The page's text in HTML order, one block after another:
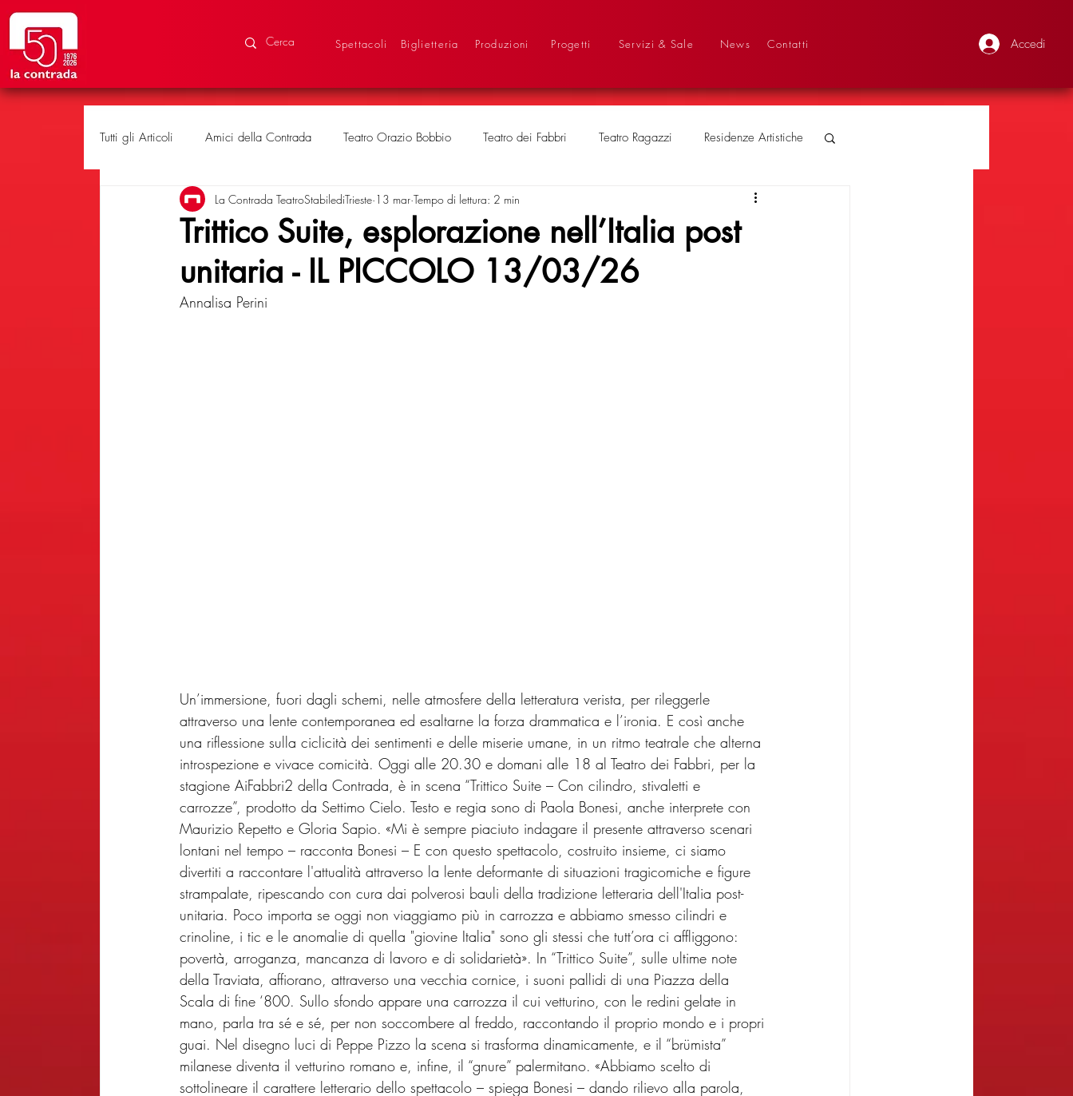
Accedi
Spettacoli Biglietteria Produzioni Progetti Servizi & Sale News Contatti
Tutti gli Articoli Amici della Contrada Teatro Orazio Bobbio Teatro dei Fabbri Teatro Ragazzi Residenze Artistiche
Eventi speciali Produzioni
Trittico Suite, esplorazione nell’Italia post
unitaria - IL PICCOLO 13/03/26
La Contrada TeatroStabilediTrieste 13 mar Tempo di lettura: 2 min
Annalisa Perini
Un’immersione, fuori dagli schemi, nelle atmosfere della letteratura verista, per rileggerle
attraverso una lente contemporanea ed esaltarne la forza drammatica e l’ironia. E così anche
una riflessione sulla ciclicità dei sentimenti e delle miserie umane, in un ritmo teatrale che alterna
introspezione e vivace comicità. Oggi alle 20.30 e domani alle 18 al Teatro dei Fabbri, per la
stagione AiFabbri2 della Contrada, è in scena “Trittico Suite – Con cilindro, stivaletti e
carrozze”, prodotto da Settimo Cielo. Testo e regia sono di Paola Bonesi, anche interprete con
Maurizio Repetto e Gloria Sapio. «Mi è sempre piaciuto indagare il presente attraverso scenari
lontani nel tempo – racconta Bonesi – E con questo spettacolo, costruito insieme, ci siamo
divertiti a raccontare l'attualità attraverso la lente deformante di situazioni tragicomiche e figure
strampalate, ripescando con cura dai polverosi bauli della tradizione letteraria dell'Italia post-
unitaria. Poco importa se oggi non viaggiamo più in carrozza e abbiamo smesso cilindri e
crinoline, i tic e le anomalie di quella "giovine Italia" sono gli stessi che tutt’ora ci affliggono:
povertà, arroganza, mancanza di lavoro e di solidarietà». In “Trittico Suite”, sulle ultime note
della Traviata, affiorano, attraverso una vecchia cornice, i suoni pallidi di una Piazza della
Scala di fine ‘800. Sullo sfondo appare una carrozza il cui vetturino, con le redini gelate in
mano, parla tra sé e sé, per non soccombere al freddo, raccontando il proprio mondo e i propri
guai. Nel disegno luci di Peppe Pizzo la scena si trasforma dinamicamente, e il “brümista”
milanese diventa il vetturino romano e, infine, il “gnure” palermitano. «Abbiamo scelto di
sottolineare il carattere letterario dello spettacolo – spiega Bonesi – dando rilievo alla parola,